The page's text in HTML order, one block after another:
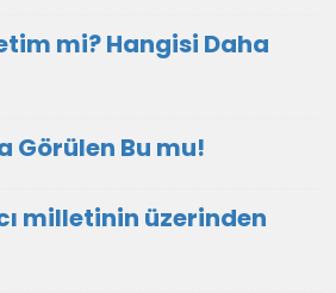
mi? Hangisi Daha
Görülen Bu mu!
milletinin üzerinden